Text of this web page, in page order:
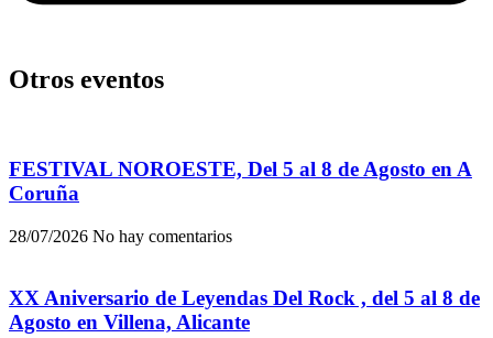
Otros eventos
FESTIVAL NOROESTE, Del 5 al 8 de Agosto en A
Coruña
28/07/2026 No hay comentarios
XX Aniversario de Leyendas Del Rock , del 5 al 8 de
Agosto en Villena, Alicante